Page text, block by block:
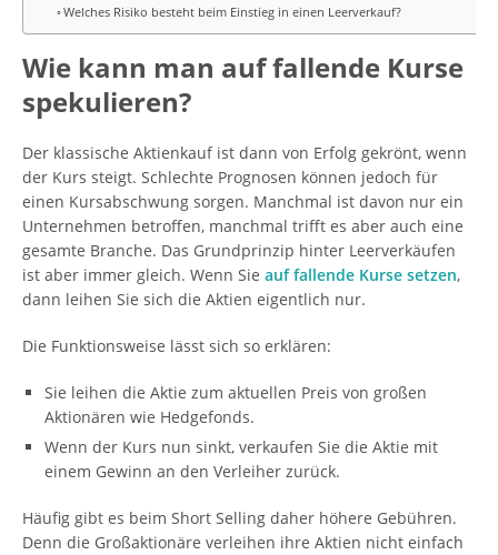
Welches Risiko besteht beim Einstieg in einen Leerverkauf?
Wie kann man auf fallende Kurse
spekulieren?
Der klassische Aktienkauf ist dann von Erfolg gekrönt, wenn
der Kurs steigt. Schlechte Prognosen können jedoch für
einen Kursabschwung sorgen. Manchmal ist davon nur ein
Unternehmen betroffen, manchmal trifft es aber auch eine
gesamte Branche. Das Grundprinzip hinter Leerverkäufen
ist aber immer gleich. Wenn Sie auf fallende Kurse setzen,
dann leihen Sie sich die Aktien eigentlich nur.
Die Funktionsweise lässt sich so erklären:
Sie leihen die Aktie zum aktuellen Preis von großen
Aktionären wie Hedgefonds.
Wenn der Kurs nun sinkt, verkaufen Sie die Aktie mit
einem Gewinn an den Verleiher zurück.
Häufig gibt es beim Short Selling daher höhere Gebühren.
Denn die Großaktionäre verleihen ihre Aktien nicht einfach